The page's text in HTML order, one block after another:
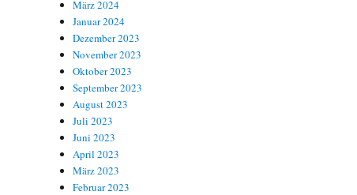
März 2024
Januar 2024
Dezember 2023
November 2023
Oktober 2023
September 2023
August 2023
Juli 2023
Juni 2023
April 2023
März 2023
Februar 2023